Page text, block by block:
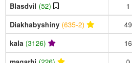
Blasdvil (52) 1
Diakhabyshiny (635-2) 49
kala (3126) 16